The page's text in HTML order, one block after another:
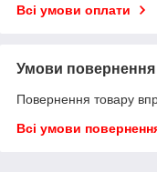
Всі умови оплати
Умови повернення
Повернення товару
Всі умови